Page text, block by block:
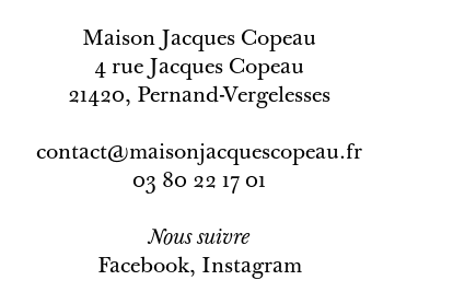
Maison Jacques Copeau
4 rue Jacques Copeau
21420, Pernand-Vergelesses
contact@maisonjacquescopeau.fr
03 80 22 17 01
Nous suivre
Facebook, Instagram